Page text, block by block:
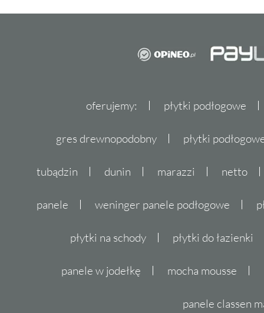
oferujemy: płytki podłogowe
gres drewnopodobny płytki
tubądzin dunin marazzi netto
panele weninger panele podłogowe
płytki na schody płytki do łazienki
panele w jodełkę mocha mousse
panele classen